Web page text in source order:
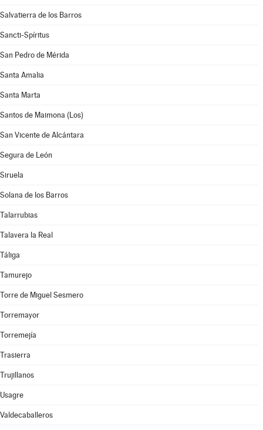
Salvatierra de los Barros
Sancti-Spíritus
San Pedro de Mérida
Santa Amalia
Santa Marta
Santos de Maimona (Los)
San Vicente de Alcántara
Segura de León
Siruela
Solana de los Barros
Talarrubias
Talavera la Real
Táliga
Tamurejo
Torre de Miguel Sesmero
Torremayor
Torremejía
Trasierra
Trujillanos
Usagre
Valdecaballeros